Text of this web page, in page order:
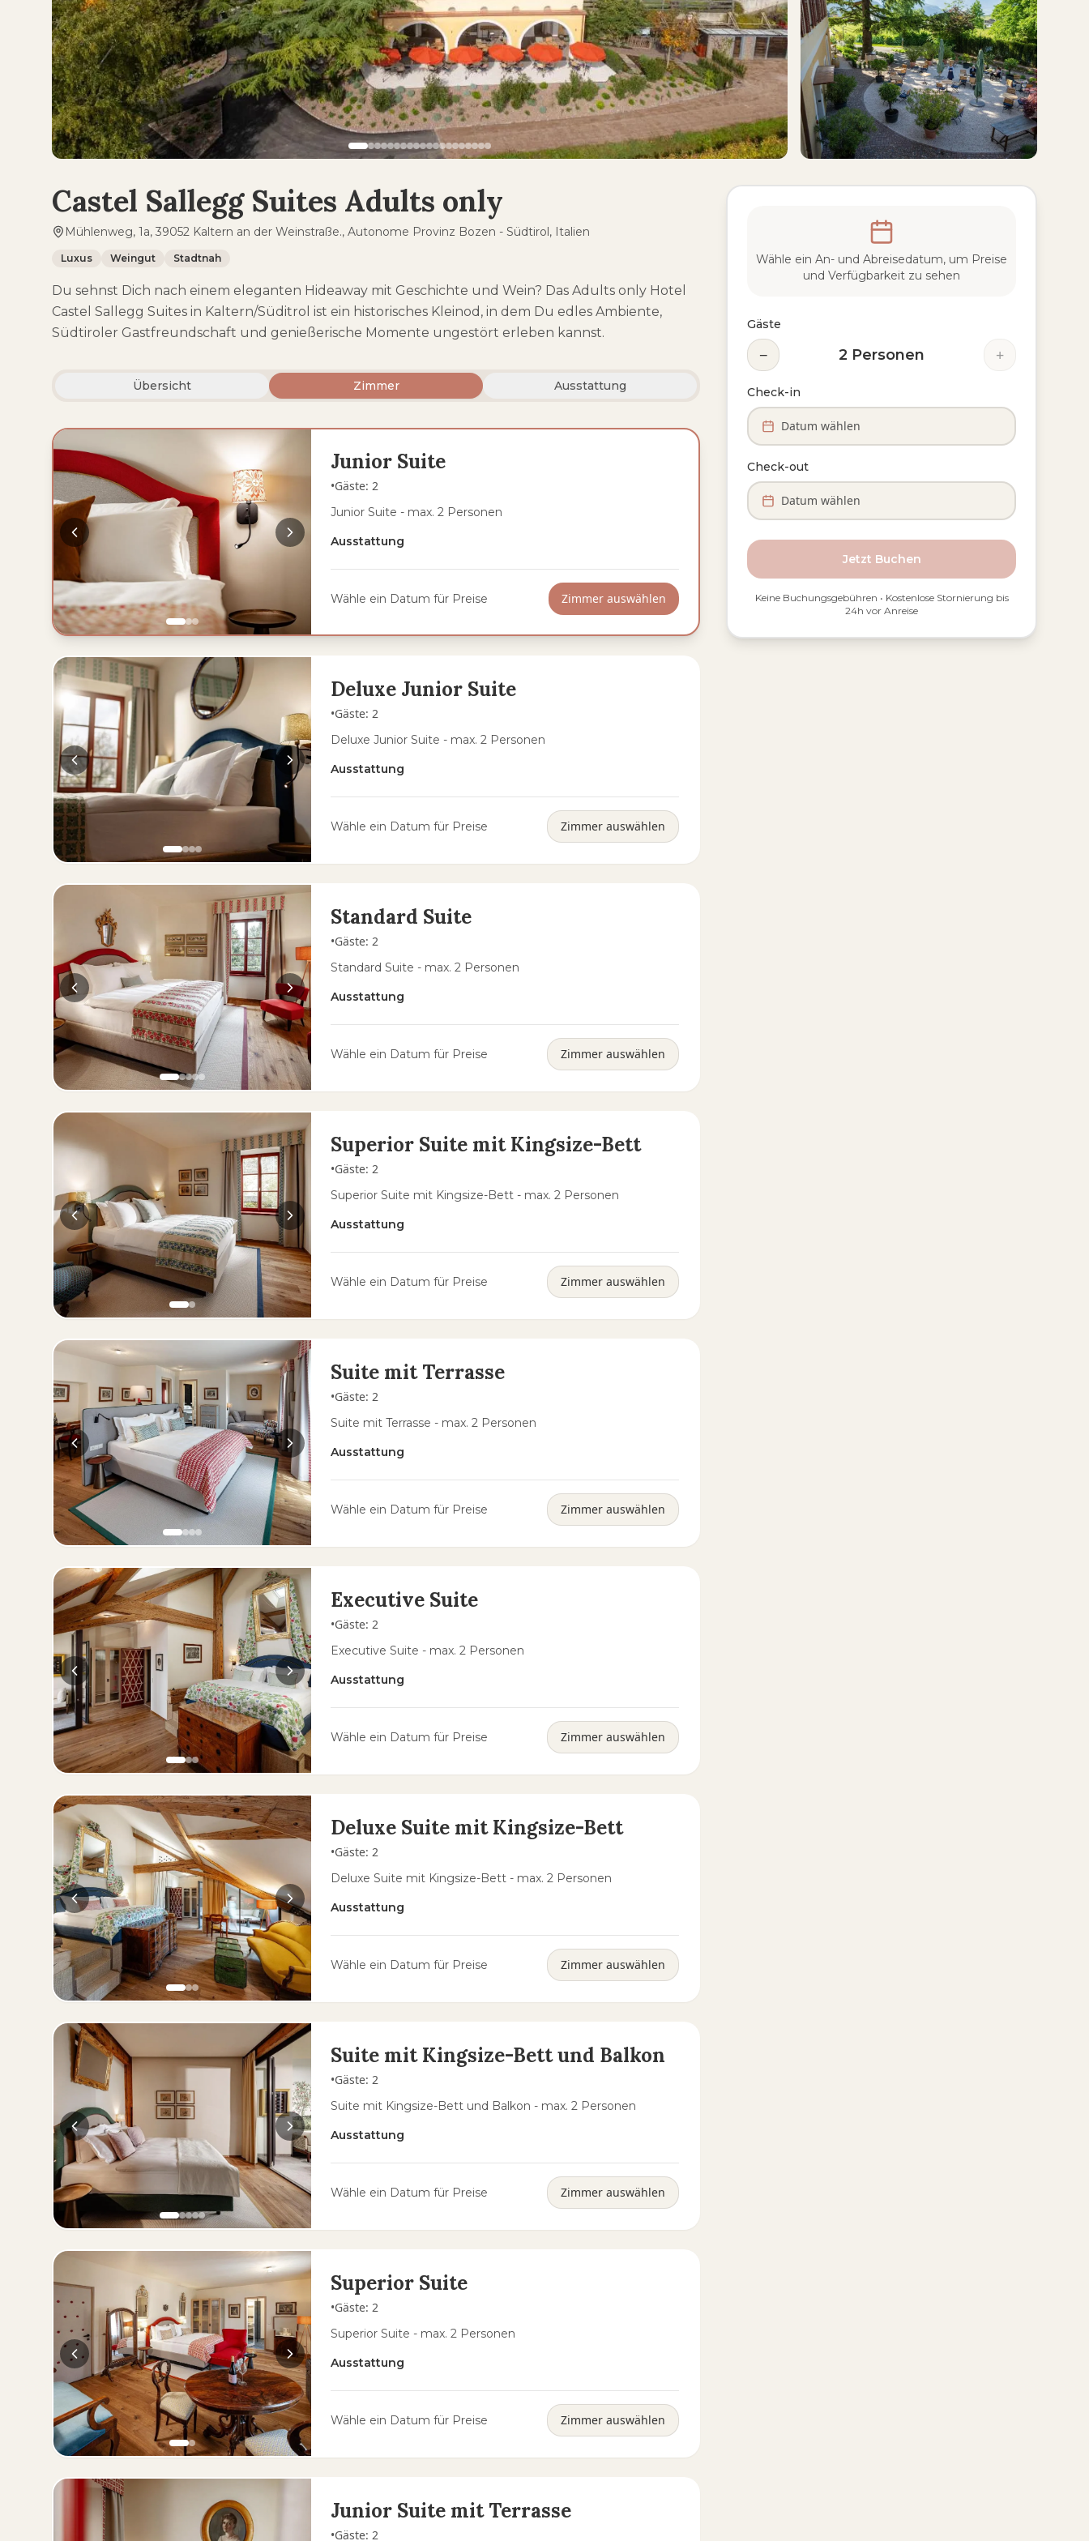
Castel Sallegg Suites Adults only
Mühlenweg, 1a, 39052 Kaltern an der Weinstraße., Autonome Provinz Bozen - Südtirol, Italien
Luxus Weingut Stadtnah
Du sehnst Dich nach einem eleganten Hideaway mit Geschichte und Wein? Das Adults only Hotel
Castel Sallegg Suites in Kaltern/Süditrol ist ein historisches Kleinod, in dem Du edles Ambiente,
Südtiroler Gastfreundschaft und genießerische Momente ungestört erleben kannst.
Übersicht Zimmer Ausstattung
Junior Suite
•Gäste:2
Junior Suite - max. 2 Personen
Ausstattung
Wähle ein Datum für Preise Zimmer auswählen
Deluxe Junior Suite
•Gäste:2
Deluxe Junior Suite - max. 2 Personen
Ausstattung
Wähle ein Datum für Preise Zimmer auswählen
Standard Suite
•Gäste:2
Standard Suite - max. 2 Personen
Ausstattung
Wähle ein Datum für Preise Zimmer auswählen
Superior Suite mit Kingsize-Bett
•Gäste:2
Superior Suite mit Kingsize-Bett - max. 2 Personen
Ausstattung
Wähle ein Datum für Preise Zimmer auswählen
Suite mit Terrasse
•Gäste:2
Suite mit Terrasse - max. 2 Personen
Ausstattung
Wähle ein Datum für Preise Zimmer auswählen
Executive Suite
•Gäste:2
Executive Suite - max. 2 Personen
Ausstattung
Wähle ein Datum für Preise Zimmer auswählen
Deluxe Suite mit Kingsize-Bett
•Gäste:2
Deluxe Suite mit Kingsize-Bett - max. 2 Personen
Ausstattung
Wähle ein Datum für Preise Zimmer auswählen
Suite mit Kingsize-Bett und Balkon
•Gäste:2
Suite mit Kingsize-Bett und Balkon - max. 2 Personen
Ausstattung
Wähle ein Datum für Preise Zimmer auswählen
Superior Suite
•Gäste:2
Superior Suite - max. 2 Personen
Ausstattung
Wähle ein Datum für Preise Zimmer auswählen
Junior Suite mit Terrasse
•Gäste:2
Wähle ein An- und Abreisedatum, um Preise
und Verfügbarkeit zu sehen
Gäste
− 2 Personen +
Check-in
Datum wählen
Check-out
Datum wählen
Jetzt Buchen
Keine Buchungsgebühren • Kostenlose Stornierung bis
24h vor Anreise